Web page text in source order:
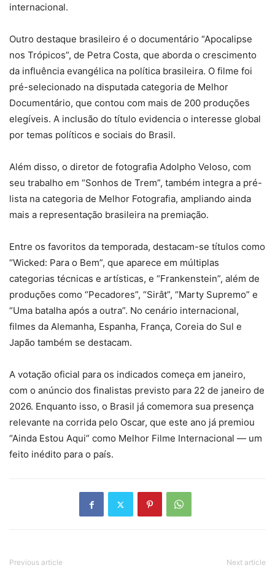
internacional.
Outro destaque brasileiro é o documentário “Apocalipse
nos Trópicos”, de Petra Costa, que aborda o crescimento
da influência evangélica na política brasileira. O filme foi
pré-selecionado na disputada categoria de Melhor
Documentário, que contou com mais de 200 produções
elegíveis. A inclusão do título evidencia o interesse global
por temas políticos e sociais do Brasil.
Além disso, o diretor de fotografia Adolpho Veloso, com
seu trabalho em “Sonhos de Trem”, também integra a pré-
lista na categoria de Melhor Fotografia, ampliando ainda
mais a representação brasileira na premiação.
Entre os favoritos da temporada, destacam-se títulos como
“Wicked: Para o Bem”, que aparece em múltiplas
categorias técnicas e artísticas, e “Frankenstein”, além de
produções como “Pecadores”, “Sirât”, “Marty Supremo” e
“Uma batalha após a outra”. No cenário internacional,
filmes da Alemanha, Espanha, França, Coreia do Sul e
Japão também se destacam.
A votação oficial para os indicados começa em janeiro,
com o anúncio dos finalistas previsto para 22 de janeiro de
2026. Enquanto isso, o Brasil já comemora sua presença
relevante na corrida pelo Oscar, que este ano já premiou
“Ainda Estou Aqui” como Melhor Filme Internacional — um
feito inédito para o país.
Previous article Next article